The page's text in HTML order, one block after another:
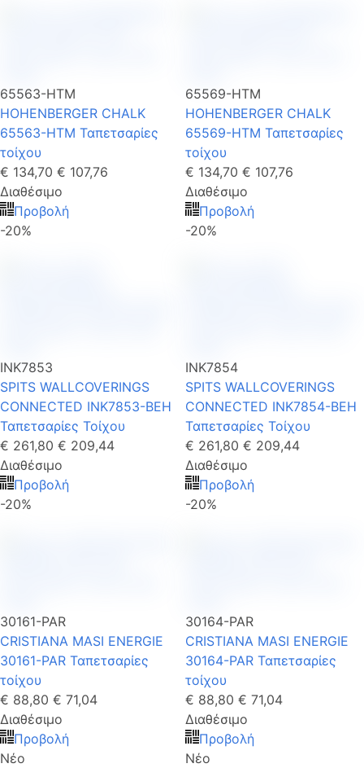
65563-HTM
HOHENBERGER CHALK
65563-HTM Ταπετσαρίες
τοίχου
€ 134,70 € 107,76
Διαθέσιμο
Προβολή
-20%
65569-HTM
HOHENBERGER CHALK
65569-HTM Ταπετσαρίες
τοίχου
€ 134,70 € 107,76
Διαθέσιμο
Προβολή
-20%
INK7853
SPITS WALLCOVERINGS
CONNECTED INK7853-BEH
Ταπετσαρίες Τοίχου
€ 261,80 € 209,44
Διαθέσιμο
Προβολή
-20%
INK7854
SPITS WALLCOVERINGS
CONNECTED INK7854-BEH
Ταπετσαρίες Τοίχου
€ 261,80 € 209,44
Διαθέσιμο
Προβολή
-20%
30161-PAR
CRISTIANA MASI ENERGIE
30161-PAR Ταπετσαρίες
τοίχου
€ 88,80 € 71,04
Διαθέσιμο
Προβολή
Νέο
30164-PAR
CRISTIANA MASI ENERGIE
30164-PAR Ταπετσαρίες
τοίχου
€ 88,80 € 71,04
Διαθέσιμο
Προβολή
Νέο